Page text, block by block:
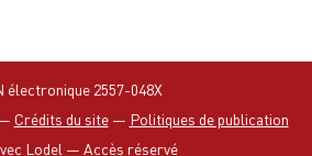
électronique 2557-048X
Crédits du site— Politiques de publication
Lodel — Accès réservé